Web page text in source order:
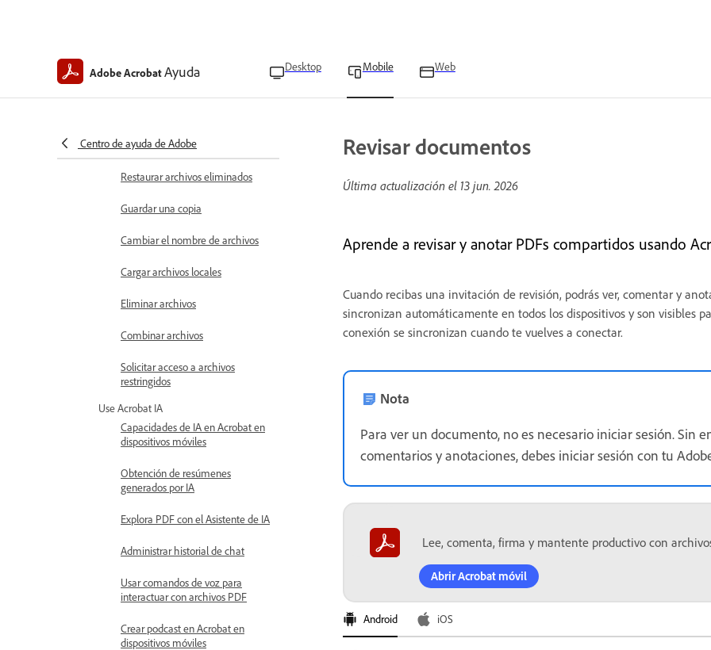
Adobe AcrobatAyuda Desktop Mobile Web
Centro de ayuda de Adobe
Añadir páginas como marcadores
Ver índice
Restaurar archivos eliminados
Guardar una copia
Cambiar el nombre de archivos
Cargar archivos locales
Eliminar archivos
Combinar archivos
Solicitar acceso a archivos
restringidos
Use Acrobat IA
Capacidades de IA en Acrobat en
dispositivos móviles
Obtención de resúmenes
generados por IA
Explora PDF con el Asistente de IA
Administrar historial de chat
Usar comandos de voz para
interactuar con archivos PDF
Crear podcast en Acrobat en
dispositivos móviles
Revisar documentos
Última actualización el 13 jun. 2026
Aprende a revisar y anotar PDFs compartidos usando
Cuando recibas una invitación de revisión, podrás ver, comentar y
sincronizan automáticamente en todos los dispositivos y son visibles
conexión se sincronizan cuando te vuelves a conectar.
Nota
Para ver un documento, no es necesario iniciar sesión. Sin
comentarios y anotaciones, debes iniciar sesión con tu
Lee, comenta, firma y mantente productivo con
Abrir Acrobat móvil
Android iOS